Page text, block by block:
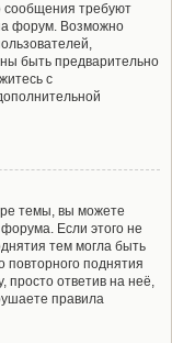
сообщения требуют
форум. Возможно
быть предварительно
с
темы, вы можете
Если этого не
тем могла быть
повторного поднятия
ответив на неё,
правила